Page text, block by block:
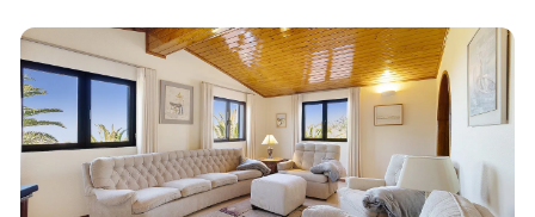
met een zwembad, een tuin, 2 open terrassen, een overdekt
terras, 2 balkons en een barbecue. De woning is gelegen in...